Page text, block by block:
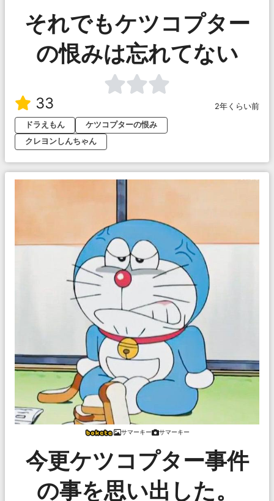
それでもケツコプター
の恨みは忘れてない
33
2年くらい前
ドラえもん
ケツコプターの恨み
クレヨンしんちゃん
サマーキー サマーキー
今更ケツコプター事件
の事を思い出した。